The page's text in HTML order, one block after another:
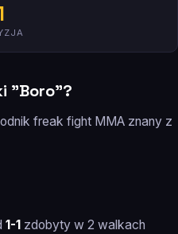
"Boro"?
freak fight MMA znany z
1-1 zdobyty w 2 walkach